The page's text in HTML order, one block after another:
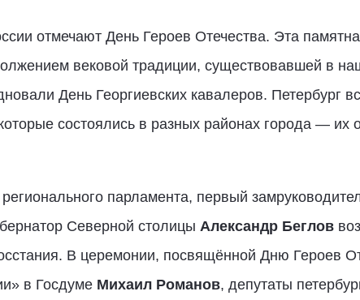
отмечают День Героев Отечества. Эта
вековой традиции, существовавшей в
День Георгиевских кавалеров. Петербург
состоялись в разных районах города — их
парламента, первый
Северной столицы Александр Беглов
В церемонии, посвящённой Дню Героев
в Госдуме Михаил Романов, депутаты